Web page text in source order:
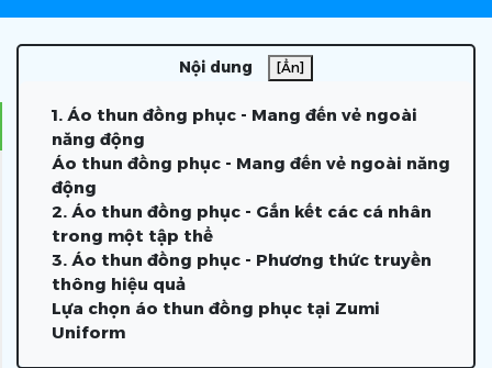
Nội dung [Ẩn]
1. Áo thun đồng phục - Mang đến vẻ ngoài
năng động
Áo thun đồng phục - Mang đến vẻ ngoài năng
động
2. Áo thun đồng phục - Gắn kết các cá nhân
trong một tập thể
3. Áo thun đồng phục - Phương thức truyền
thông hiệu quả
Lựa chọn áo thun đồng phục tại Zumi
Uniform